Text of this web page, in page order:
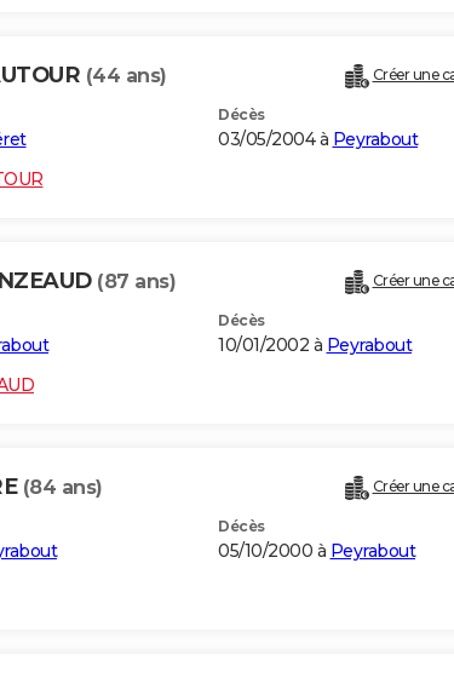
(44 ans) Créer une
Décès
03/05/2004 à Peyrabout
(87 ans) Créer une
Décès
10/01/2002 à Peyrabout
(84 ans) Créer une
Décès
05/10/2000 à Peyrabout